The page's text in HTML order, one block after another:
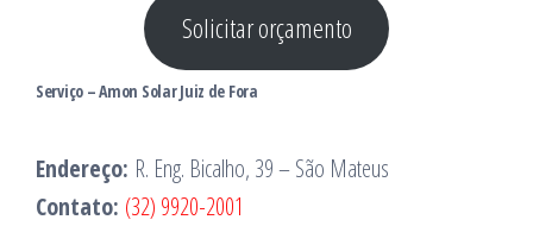
Solicitar orçamento
Serviço –Amon Solar Juiz de Fora
Endereço: R. Eng. Bicalho, 39 – São Mateus
Contato: (32) 9920-2001